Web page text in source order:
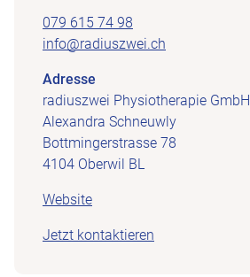
079 615 74 98
info@radiuszwei.ch
Adresse
radiuszwei Physiotherapie GmbH
Alexandra Schneuwly
Bottmingerstrasse 78
4104 Oberwil BL
Website
Jetzt kontaktieren